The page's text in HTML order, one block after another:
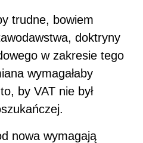
trudne, bowiem
doktryny
w zakresie tego
wymagałaby
by VAT nie był
nowa wymagają